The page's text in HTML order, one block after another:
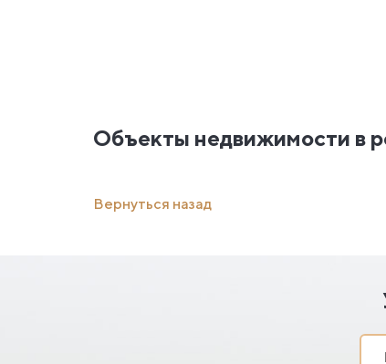
Объекты недвижимости в
Вернуться назад